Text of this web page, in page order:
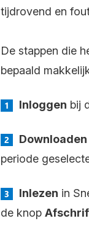
tijdrovend en
De stappen die
bepaald
Inloggen bij
Downloaden
periode
Inlezen in
de knop